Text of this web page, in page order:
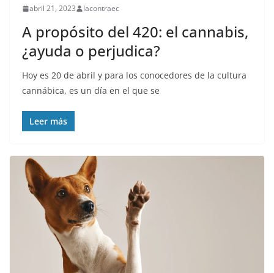
abril 21, 2023 lacontraec
A propósito del 420: el cannabis,
¿ayuda o perjudica?
Hoy es 20 de abril y para los conocedores de la cultura
cannábica, es un día en el que se
Leer más